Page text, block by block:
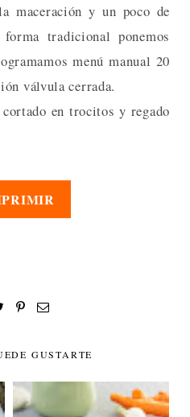
maceración y un poco de
tradicional ponemos
menú manual 20
válvula cerrada.
en trocitos y regado
GUSTARTE